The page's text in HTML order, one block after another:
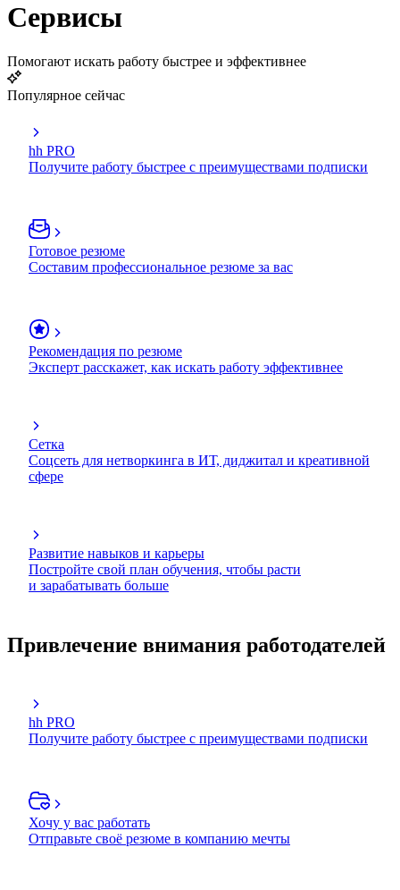
Сервисы
Помогают искать работу быстрее и эффективнее
Популярное сейчас
hh PRO
Получите работу быстрее с преимуществами подписки
Готовое резюме
Составим профессиональное резюме за вас
Рекомендация по резюме
Эксперт расскажет, как искать работу эффективнее
Сетка
Соцсеть для нетворкинга в ИТ, диджитал и креативной
сфере
Развитие навыков и карьеры
Постройте свой план обучения, чтобы расти
и зарабатывать больше
Привлечение внимания работодателей
hh PRO
Получите работу быстрее с преимуществами подписки
Хочу у вас работать
Отправьте своё резюме в компанию мечты